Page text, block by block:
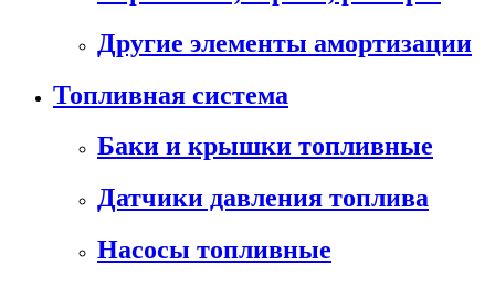
Другие элементы амортизации
Топливная система
Баки и крышки топливные
Датчики давления топлива
Насосы топливные